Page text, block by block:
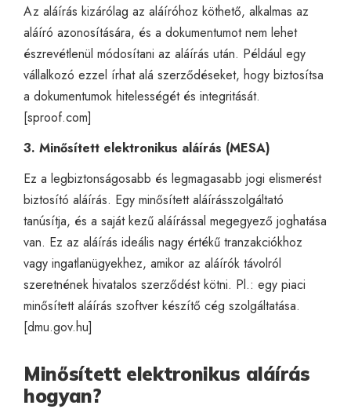
Az aláírás kizárólag az aláíróhoz köthető, alkalmas az
aláíró azonosítására, és a dokumentumot nem lehet
észrevétlenül módosítani az aláírás után. Például egy
vállalkozó ezzel írhat alá szerződéseket, hogy biztosítsa
a dokumentumok hitelességét és integritását.
[sproof.com]
3. Minősített elektronikus aláírás (MESA)
Ez a legbiztonságosabb és legmagasabb jogi elismerést
biztosító aláírás. Egy minősített aláírásszolgáltató
tanúsítja, és a saját kezű aláírással megegyező joghatása
van. Ez az aláírás ideális nagy értékű tranzakciókhoz
vagy ingatlanügyekhez, amikor az aláírók távolról
szeretnének hivatalos szerződést kötni. Pl.: egy piaci
minősített aláírás szoftver készítő cég szolgáltatása.
[dmu.gov.hu]
Minősített elektronikus aláírás
hogyan?